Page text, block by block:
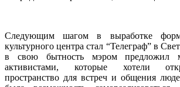
Следующим шагом в выработке
культурного центра стал “Телеграф” в
в свою бытность мэром предложил
активистами, которые хотели
пространство для встреч и общения